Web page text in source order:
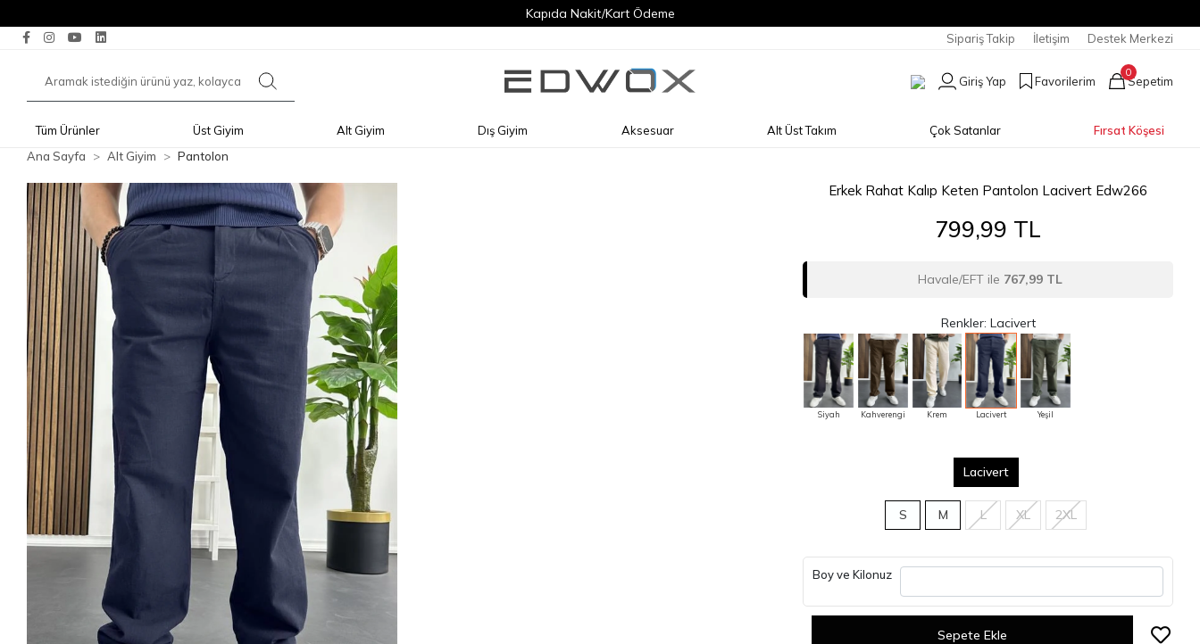
Kapıda Nakit/Kart Ödeme
Sipariş Takip İletişim Destek Merkezi
Giriş Yap Favorilerim
0
Sepetim
Tüm Ürünler Üst Giyim Alt Giyim Dış Giyim Aksesuar Alt Üst Takım Çok Satanlar
Fırsat Köşesi
Ana Sayfa
Alt Giyim Pantolon
Erkek Rahat Kalıp Keten Pantolon Lacivert Edw266
799,99 TL
Havale/EFT ile 767,99 TL
Renkler: Lacivert
Siyah Kahverengi Krem Lacivert Yeşil
Lacivert
S M L XL 2XL
Boy ve Kilonuz
Sepete Ekle